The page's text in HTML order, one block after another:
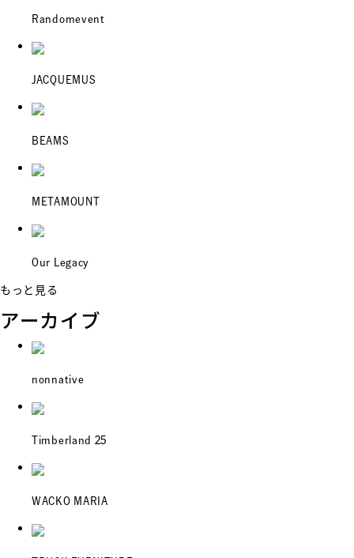
Randomevent
JACQUEMUS
BEAMS
METAMOUNT
Our Legacy
もっと見る
アーカイブ
nonnative
Timberland 25
WACKO MARIA